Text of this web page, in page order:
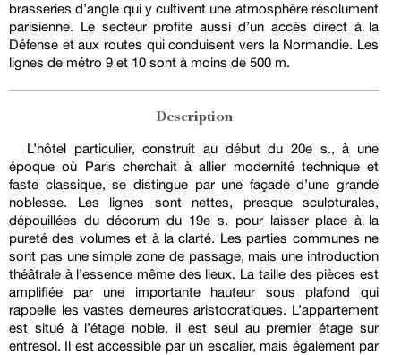
brasseries d’angle qui y cultivent une atmosphère résolument
parisienne. Le secteur profite aussi d’un accès direct à la
Défense et aux routes qui conduisent vers la Normandie. Les
lignes de métro 9 et 10 sont à moins de 500 m.
Description
L’hôtel particulier, construit au début du 20e s., à une
époque où Paris cherchait à allier modernité technique et
faste classique, se distingue par une façade d’une grande
noblesse. Les lignes sont nettes, presque sculpturales,
dépouillées du décorum du 19e s. pour laisser place à la
pureté des volumes et à la clarté. Les parties communes ne
sont pas une simple zone de passage, mais une introduction
théâtrale à l’essence même des lieux. La taille des pièces est
amplifiée par une importante hauteur sous plafond qui
rappelle les vastes demeures aristocratiques. L’appartement
est situé à l’étage noble, il est seul au premier étage sur
entresol. Il est accessible par un escalier, mais également par